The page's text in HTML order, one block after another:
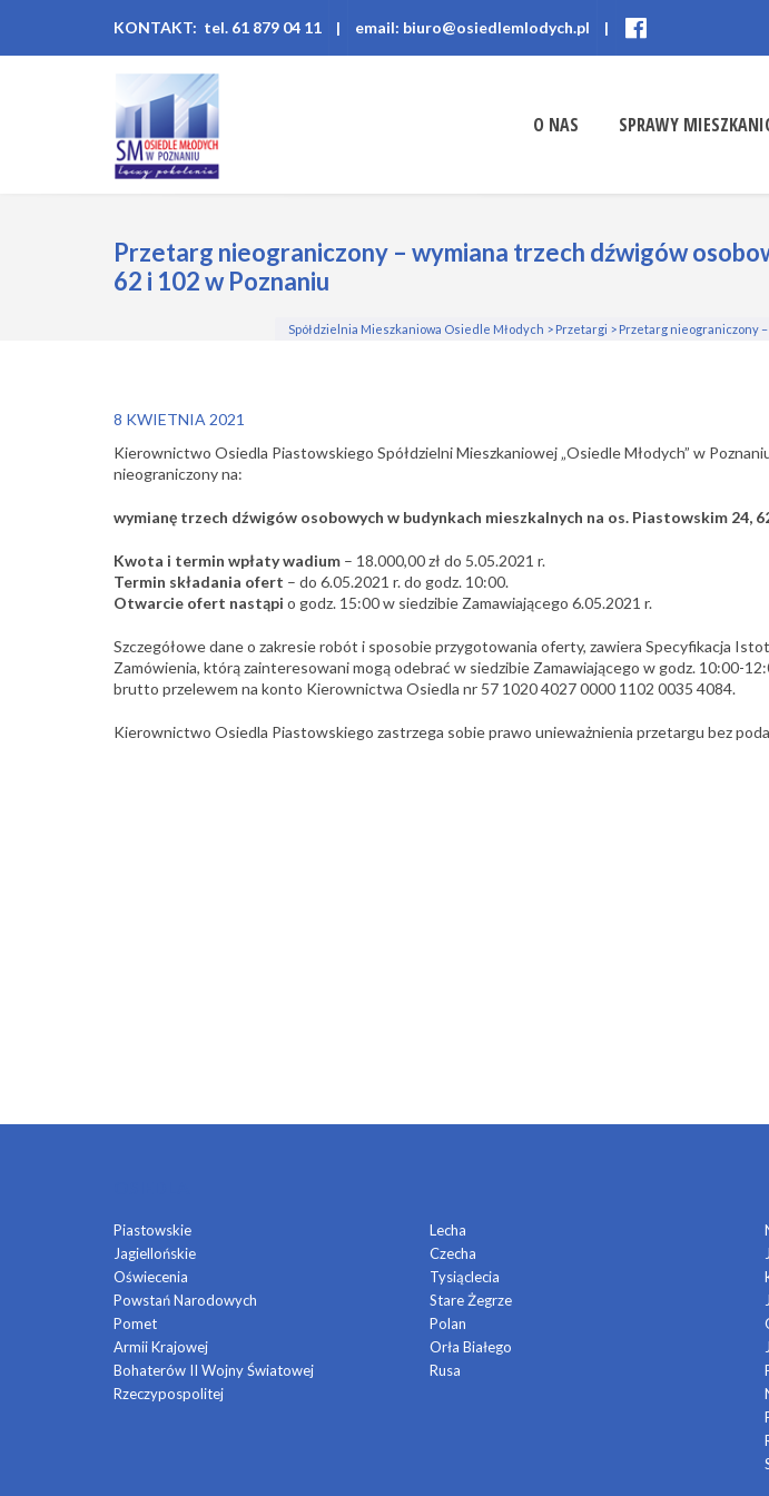
KONTAKT: tel. 61 879 04 11 | email: biuro@osiedlemlodych.pl |
O NAS SPRAWY
Przetarg nieograniczony – wymiana trzech dźwigów
62 i 102 w Poznaniu
Spółdzielnia Mieszkaniowa Osiedle Młodych > Przetargi > Przetarg nieograniczony
8 KWIETNIA 2021
Kierownictwo Osiedla Piastowskiego Spółdzielni Mieszkaniowej „Osiedle Młodych” w
nieograniczony na:
wymianę trzech dźwigów osobowych w budynkach mieszkalnych na os. Piastowskim 24,
Kwota i termin wpłaty wadium – 18.000,00 zł do 5.05.2021 r.
Termin składania ofert – do 6.05.2021 r. do godz. 10:00.
Otwarcie ofert nastąpi o godz. 15:00 w siedzibie Zamawiającego 6.05.2021 r.
Szczegółowe dane o zakresie robót i sposobie przygotowania oferty, zawiera Specyfikacja
Zamówienia, którą zainteresowani mogą odebrać w siedzibie Zamawiającego w godz. 10:00-
brutto przelewem na konto Kierownictwa Osiedla nr 57 1020 4027 0000 1102 0035 4084.
Kierownictwo Osiedla Piastowskiego zastrzega sobie prawo unieważnienia przetargu bez
Piastowskie
Jagiellońskie
Oświecenia
Powstań Narodowych
Pomet
Armii Krajowej
Bohaterów II Wojny Światowej
Rzeczypospolitej
Lecha
Czecha
Tysiąclecia
Stare Żegrze
Polan
Orła Białego
Rusa